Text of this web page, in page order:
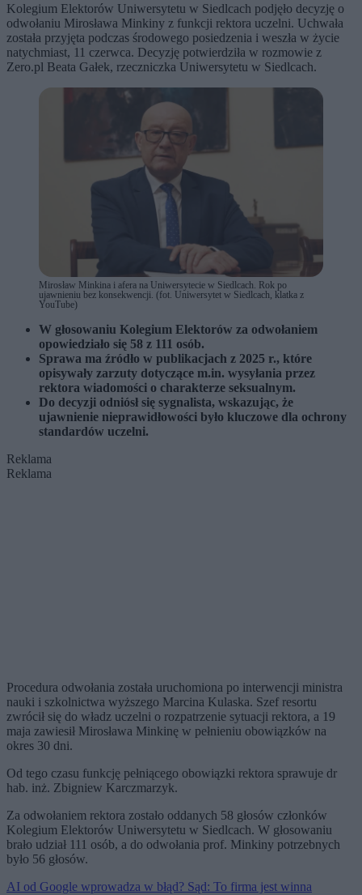
Kolegium Elektorów Uniwersytetu w Siedlcach podjęło decyzję o
odwołaniu Mirosława Minkiny z funkcji rektora uczelni. Uchwała
została przyjęta podczas środowego posiedzenia i weszła w życie
natychmiast, 11 czerwca. Decyzję potwierdziła w rozmowie z
Zero.pl Beata Gałek, rzeczniczka Uniwersytetu w Siedlcach.
Mirosław Minkina i afera na Uniwersytecie w Siedlcach. Rok po
ujawnieniu bez konsekwencji. (fot. Uniwersytet w Siedlcach, klatka z
YouTube)
W głosowaniu Kolegium Elektorów za odwołaniem
opowiedziało się 58 z 111 osób.
Sprawa ma źródło w publikacjach z 2025 r., które
opisywały zarzuty dotyczące m.in. wysyłania przez
rektora wiadomości o charakterze seksualnym.
Do decyzji odniósł się sygnalista, wskazując, że
ujawnienie nieprawidłowości było kluczowe dla ochrony
standardów uczelni.
Reklama
Reklama
Procedura odwołania została uruchomiona po interwencji ministra
nauki i szkolnictwa wyższego Marcina Kulaska. Szef resortu
zwrócił się do władz uczelni o rozpatrzenie sytuacji rektora, a 19
maja zawiesił Mirosława Minkinę w pełnieniu obowiązków na
okres 30 dni.
Od tego czasu funkcję pełniącego obowiązki rektora sprawuje dr
hab. inż. Zbigniew Karczmarzyk.
Za odwołaniem rektora zostało oddanych 58 głosów członków
Kolegium Elektorów Uniwersytetu w Siedlcach. W głosowaniu
brało udział 111 osób, a do odwołania prof. Minkiny potrzebnych
było 56 głosów.
AI od Google wprowadza w błąd? Sąd: To firma jest winna